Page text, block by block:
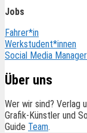
Jobs
Fahrer*in
Werkstudent*innen
Social Media
Über uns
Wer wir sind? Verlag
Grafik-Künstler und
Guide Team.